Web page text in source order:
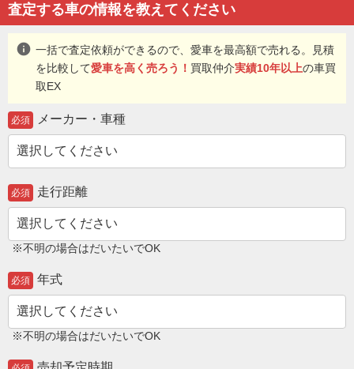
査定する車の情報を教えてください
info 一括で査定依頼ができるので、愛車を最高額で売れる。見積
を比較して愛車を高く売ろう！ 買取仲介実績10年以上の車買
取EX
必須 メーカー・車種
必須 走行距離
※不明の場合はだいたいでOK
必須 年式
※不明の場合はだいたいでOK